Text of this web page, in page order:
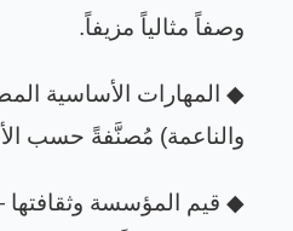
وصفاً مثالياً مزيفاً.
◆ المهارات الأساسية
والناعمة) مُصنَّفةً حسب
◆ قيم المؤسسة